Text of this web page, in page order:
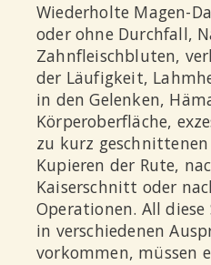
Wiederholte Magen-
oder ohne Durchfall,
Zahnfleischbluten,
der Läufigkeit,
in den Gelenken,
Körperoberfläche,
zu kurz
Kupieren der Rute,
Kaiserschnitt oder
Operationen. All
in verschiedenen
vorkommen, müssen